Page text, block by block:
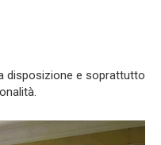
disposizione e soprattutto